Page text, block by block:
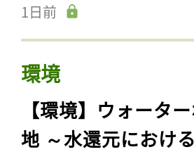
1日前
環境
【環境】ウォータ
地 ～水還元におけ